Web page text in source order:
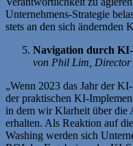
Unternehmens-Strategie
stets an den sich ändernden
Navigation durch
von Phil Lim, Director
„Wenn 2023 das Jahr der
der praktischen KI-
in dem wir Klarheit über die
erhalten. Als Reaktion auf
Washing werden sich